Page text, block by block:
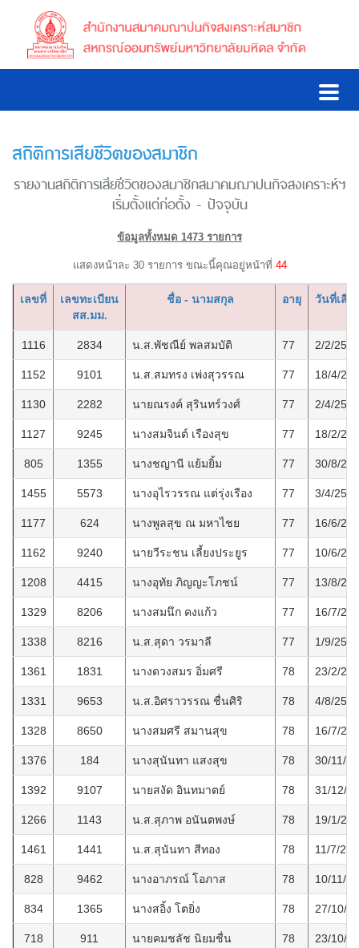
สถิติการเสียชีวิตของสมาชิก
รายงานสถิติการเสียชีวิตของสมาชิกสมาคมฌาปนกิจสงเคราะห์ฯ
เริ่มตั้งแต่ก่อตั้ง - ปัจจุบัน
ข้อมูลทั้งหมด 1473 รายการ
แสดงหน้าละ 30 รายการ ขณะนี้คุณอยู่หน้าที่ 44
เลขที่
เลขทะเบียน
สส.มม.
ชื่อ - นามสกุล อายุ วันที่เสีย
1116 2834 น.ส.พัชณีย์ พลสมบัติ 77 2/2/2567
1152 9101 น.ส.สมทรง เพ่งสุวรรณ 77 18/4/
1130 2282 นายณรงค์ สุรินทร์วงศ์ 77 2/4/2567
1127 9245 นางสมจินต์ เรืองสุข 77 18/2/
805 1355 นางชญานี แย้มยิ้ม 77 30/8/
1455 5573 นางอุไรวรรณ แต่รุ่งเรือง 77 3/4/2569
1177 624 นางพูลสุข ณ มหาไชย 77 16/6/
1162 9240 นายวีระชน เลี้ยงประยูร 77 10/6/
1208 4415 นางอุทัย ภิญญะโภชน์ 77 13/8/
1329 8206 นางสมนึก คงแก้ว 77 16/7/
1338 8216 น.ส.สุดา วรมาลี 77 1/9/2568
1361 1831 นางดวงสมร อิ่มศรี 78 23/2/
1331 9653 น.ส.อิศราวรรณ ชื่นศิริ 78 4/8/2568
1328 8650 นางสมศรี สมานสุข 78 16/7/
1376 184 นางสุนันทา แสงสุข 78 30/11/
1392 9107 นายสงัด อินทมาตย์ 78 31/12/
1266 1143 น.ส.สุภาพ อนันตพงษ์ 78 19/1/
1461 1441 น.ส.สุนันทา สีทอง 78 11/7/
828 9462 นางอาภรณ์ โอภาส 78 10/11/
834 1365 นางสอิ้ง โตยิ่ง 78 27/10/
718 911 นายคมชลัช นิยมชื่น 78 23/10/